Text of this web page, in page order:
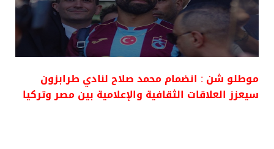
موطلو شن : انضمام محمد صلاح لنادي طرابزون
سيعزز العلاقات الثقافية والإعلامية بين مصر وتركيا